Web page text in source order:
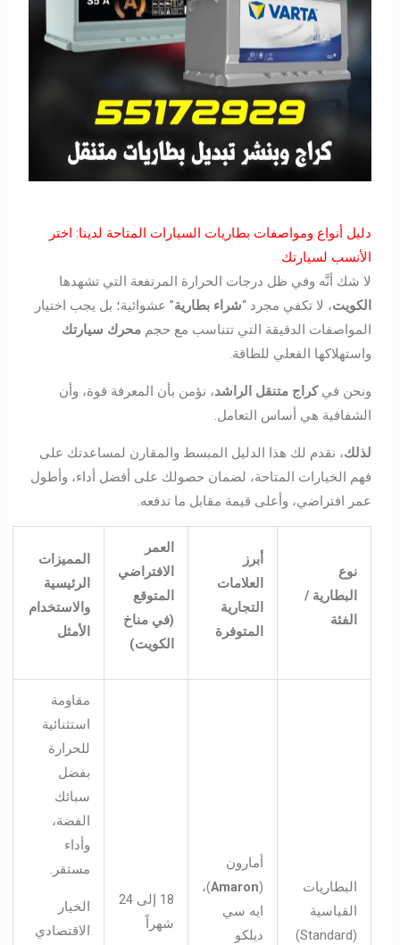
دليل أنواع ومواصفات بطاريات السيارات المتاحة لدينا: اختر
الأنسب لسيارتك
لا شك أنَّه وفي ظل درجات الحرارة المرتفعة التي تشهدها
الكويت، لا تكفي مجرد “شراء بطارية” عشوائية؛ بل يجب اختيار
المواصفات الدقيقة التي تتناسب مع حجممحرك سيارتك
واستهلاكها الفعلي للطاقة.
ونحن فيكراج متنقل الراشد، نؤمن بأن المعرفة قوة، وأن
الشفافية هي أساس التعامل.
لذلك، نقدم لك هذا الدليل المبسط والمقارن لمساعدتك على
فهم الخيارات المتاحة، لضمان حصولك على أفضل أداء، وأطول
عمر افتراضي، وأعلى قيمة مقابل ما تدفعه.
نوع
البطارية /
الفئة
أبرز
العلامات
التجارية
المتوفرة
العمر
الافتراضي
المتوقع
(في مناخ
الكويت)
المميزات
الرئيسية
والاستخدام
الأمثل
البطاريات
القياسية
(Standard)
أمارون
(
Amaron)،
ايه سي
ديلكو
18 إلى 24
شهراً
مقاومة
استثنائية
للحرارة
بفضل
سبائك
الفضة،
وأداء
مستقر.
الخيار
الاقتصادي